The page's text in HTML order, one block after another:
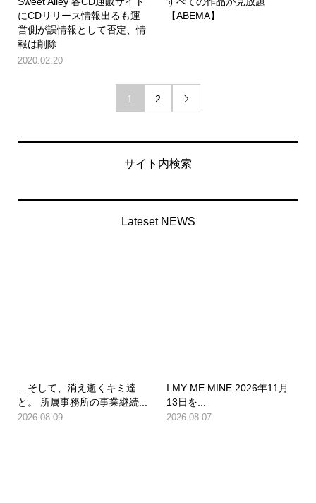
にCDリリース情報出るも運
営側が誤情報として否定、情
報は削除
2020.02.20
【ABEMA】
1 2 
サイト内検索
Lateset NEWS
…そして、消え逝くキミ達
と。 所属事務所の事業継続...
2026.08.09
I MY ME MINE 2026年11月
13日を...
2026.08.07